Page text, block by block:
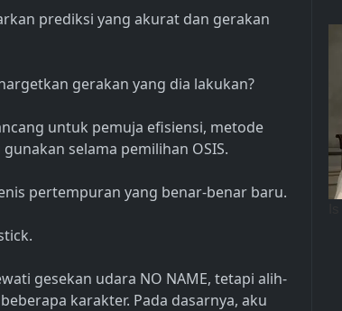
prediksi yang akurat dan gerakan
gerakan yang dia lakukan?
untuk pemuja efisiensi, metode
selama pemilihan OSIS.
pertempuran yang benar-benar baru.
gesekan udara NO NAME, tetapi alih-
karakter. Pada dasarnya, aku